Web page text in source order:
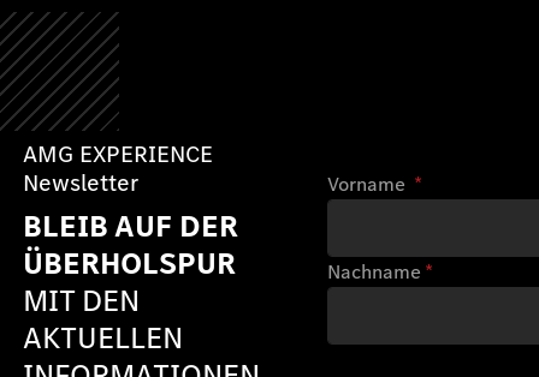
AMG EXPERIENCE
Newsletter
BLEIB AUF DER
ÜBERHOLSPUR
MIT DEN
AKTUELLEN
Vorname *
Nachname *